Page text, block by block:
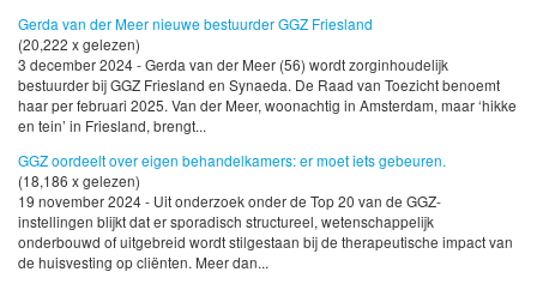
Gerda van der Meer nieuwe bestuurder GGZ Friesland
(20,222 x gelezen)
3 december 2024 - Gerda van der Meer (56) wordt zorginhoudelijk
bestuurder bij GGZ Friesland en Synaeda. De Raad van Toezicht benoemt
haar per februari 2025. Van der Meer, woonachtig in Amsterdam, maar ‘hikke
en tein’ in Friesland, brengt...
GGZ oordeelt over eigen behandelkamers: er moet iets gebeuren.
(18,186 x gelezen)
19 november 2024 - Uit onderzoek onder de Top 20 van de GGZ-
instellingen blijkt dat er sporadisch structureel, wetenschappelijk
onderbouwd of uitgebreid wordt stilgestaan bij de therapeutische impact van
de huisvesting op cliënten. Meer dan...